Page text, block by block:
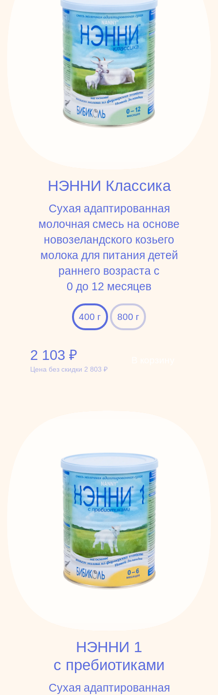
НЭННИ Классика
Сухая адаптированная
молочная смесь на основе
новозеландского козьего
молока для питания детей
раннего возраста c
0 до 12 месяцев
400 г 800 г
2 103 ₽
Цена без скидки 2 803 ₽
НЭННИ 1
с пребиотиками
Сухая адаптированная